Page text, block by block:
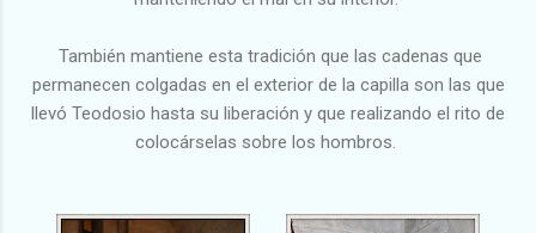
También mantiene esta tradición que las cadenas que
permanecen colgadas en el exterior de la capilla son las que
llevó Teodosio hasta su liberación y que realizando el rito de
colocárselas sobre los hombros.